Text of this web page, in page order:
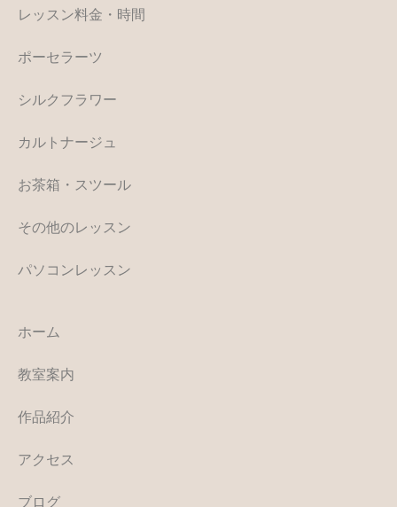
レッスン料金・時間
ポーセラーツ
シルクフラワー
カルトナージュ
お茶箱・スツール
その他のレッスン
パソコンレッスン
ホーム
教室案内
作品紹介
アクセス
ブログ